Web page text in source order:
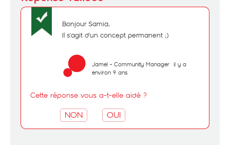
Bonjour Samia,
Il s'agit d'un concept permanent ;)
Jamel - Community Manager il y a
environ 9 ans
Cette réponse vous a-t-elle aidé ?
NON OUI